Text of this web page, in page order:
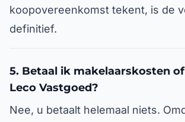
koopovereenkomst tekent, is de
definitief.
5. Betaal ik makelaarskosten
Leco Vastgoed?
Nee, u betaalt helemaal niets.